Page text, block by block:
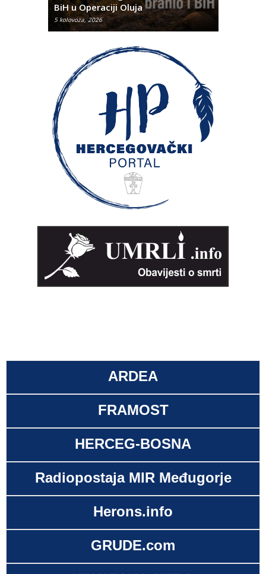
BiH u Operaciji Oluja
5 kolovoza, 2026
ARDEA
FRAMOST
HERCEG-BOSNA
Radiopostaja MIR Međugorje
Herons.info
GRUDE.com